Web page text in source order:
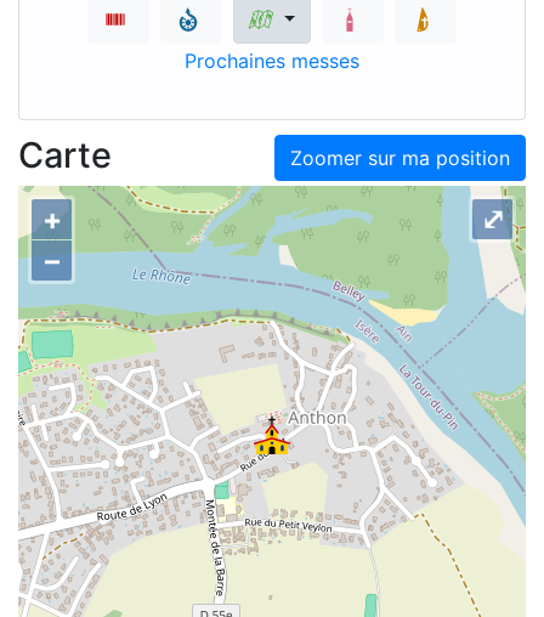
Prochaines messes
Zoomer sur ma position
Carte
+
–
⤢